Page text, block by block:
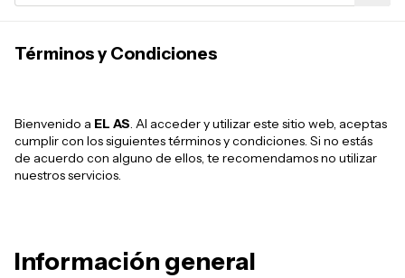
Términos y Condiciones
Bienvenido a EL AS. Al acceder y utilizar este sitio web, aceptas
cumplir con los siguientes términos y condiciones. Si no estás
de acuerdo con alguno de ellos, te recomendamos no utilizar
nuestros servicios.
Información general